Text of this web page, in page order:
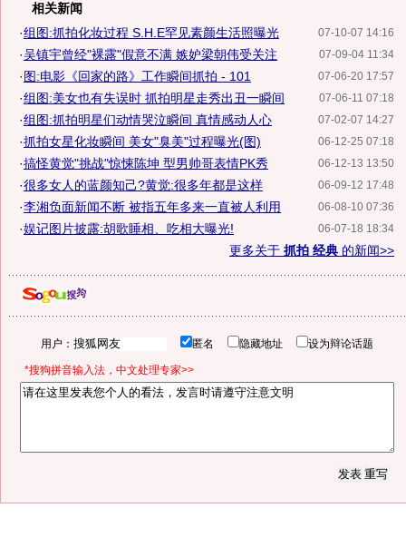
相关新闻
07-10-07 14:16
·组图:抓拍化妆过程 S.H.E罕见素颜生活照曝光
07-09-04 11:34
·吴镇宇曾经"裸露"假意不满 嫉妒梁朝伟受关注
07-06-20 17:57
·图:电影《回家的路》工作瞬间抓拍 - 101
07-06-11 07:18
·组图:美女也有失误时 抓拍明星走秀出丑一瞬间
07-02-07 14:27
·组图:抓拍明星们动情哭泣瞬间 真情感动人心
06-12-25 07:18
·抓拍女星化妆瞬间 美女"臭美"过程曝光(图)
06-12-13 13:50
·搞怪黄觉"挑战"惊悚陈坤 型男帅哥表情PK秀
06-09-12 17:48
·很多女人的蓝颜知己?黄觉:很多年都是这样
06-08-10 07:36
·李湘负面新闻不断 被指五年多来一直被人利用
06-07-18 18:34
·娱记图片披露:胡歌睡相、吃相大曝光!
更多关于 抓拍 经典 的新闻>>
用户： 匿名 隐藏地址 设为辩论话题
*搜狗拼音输入法，中文处理专家>>